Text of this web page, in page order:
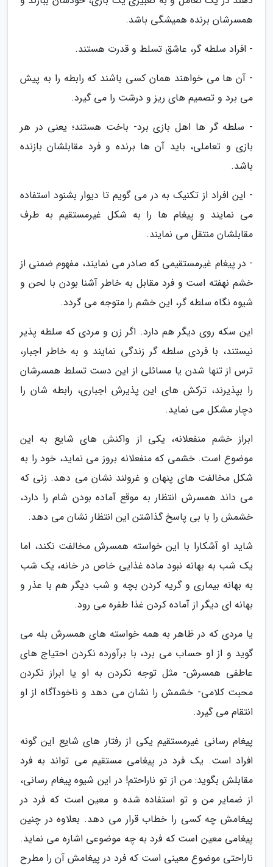
همسرشان برنده همیشگی باشد.
- افراد سلطه گر، عاشق تسلط و قدرت هستند.
- آن ها می خواهند همان کسی باشند که رابطه را به پیش
می برد و تصمیم های ریز و درشت را می گیرد.
- سلطه گر ها اهل بازی برد- باخت هستند؛ یعنی در هر
بازی و تعاملی، باید آن ها برنده و فرد مقابلشان بازنده
باشد.
- این افراد از تکنیک به در می گویم تا دیوار بشنود استفاده
می نمایند و پیغام ها را به شکل غیرمستقیم به طرف
مقابلشان منتقل می نمایند.
- در پیغام غیرمستقیمی که صادر می نمایند، مفهوم ضمنی از
خشم نهفته است و فرد مقابل به خاطر آشنا بودن با لحن و
شیوه نگاه سلطه گر، این خشم را متوجه می گردد.
این سکه روی دیگر هم دارد. اگر زن و مردی که سلطه پذیر
نیستند، با فردی سلطه گر زندگی نمایند و به خاطر اجبار،
ترس از تنها شدن یا مسائلی از این دست تسلط همسرشان
را بپذیرند، ترکش های این پذیرش اجباری، رابطه شان را
دچار مشکل می نماید.
ابراز خشم منفعلانه، یکی از واکنش های شایع به این
موضوع است. خشمی که منفعلانه بروز می نماید، خود را به
شکل مخالفت های پنهان و غرولند نشان می دهد. زنی که
می داند همسرش انتظار به موقع آماده بودن شام را دارد،
خشمش را با بی پاسخ گذاشتن این انتظار نشان می دهد.
شاید او آشکارا با این خواسته همسرش مخالفت نکند، اما
یک شب به بهانه نبود ماده غذایی خاص در خانه، یک شب
به بهانه بیماری و گریه کردن بچه و شب دیگر هم با عذر و
بهانه ای دیگر از آماده کردن غذا طفره می رود.
یا مردی که در ظاهر به همه خواسته های همسرش بله می
گوید و از او حساب می برد، با برآورده نکردن احتیاج های
عاطفی همسرش- مثل توجه نکردن به او یا ابراز نکردن
محبت کلامی- خشمش را نشان می دهد و ناخودآگاه از او
انتقام می گیرد.
پیغام رسانی غیرمستقیم یکی از رفتار های شایع این گونه
افراد است. یک فرد در پیغامی مستقیم می تواند به فرد
مقابلش بگوید: من از تو ناراحتم! در این شیوه پیغام رسانی،
از ضمایر من و تو استفاده شده و معین است که فرد در
پیغامش چه کسی را خطاب قرار می دهد. بعلاوه در چنین
پیغامی معین است که فرد به چه موضوعی اشاره می نماید.
ناراحتی موضوع معینی است که فرد در پیغامش آن را مطرح